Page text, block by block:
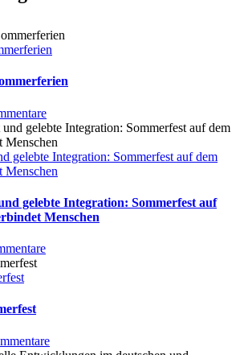
gelebte Integration: Sommerfest auf dem
Menschen
gelebte Integration: Sommerfest auf
Menschen